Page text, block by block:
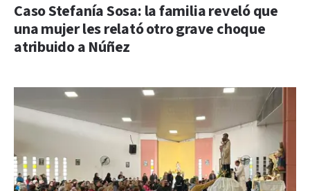
Caso Stefanía Sosa: la familia reveló que
una mujer les relató otro grave choque
atribuido a Núñez